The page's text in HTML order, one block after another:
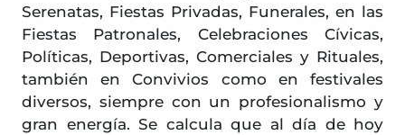
Serenatas, Fiestas Privadas, Funerales, en las
Fiestas Patronales, Celebraciones Cívicas,
Políticas, Deportivas, Comerciales y Rituales,
también en Convivios como en festivales
diversos, siempre con un profesionalismo y
gran energía. Se calcula que al día de hoy